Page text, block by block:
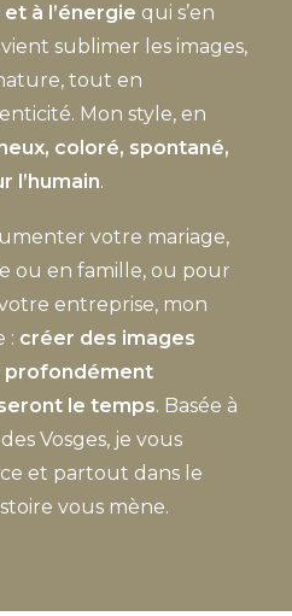
à l’énergie qui s’en
sublimer les images,
tout en
Mon style, en
coloré, spontané,
l’humain.
votre mariage,
ou en famille, ou pour
entreprise, mon
: créer des images
profondément
le temps. Basée à
Vosges, je vous
et partout dans le
vous mène.